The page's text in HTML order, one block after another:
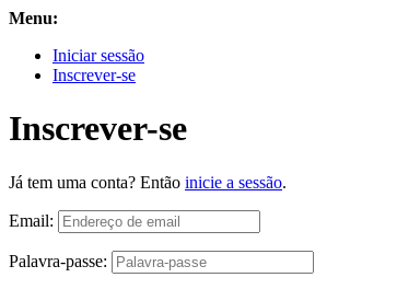
Menu:
Iniciar sessão
Inscrever-se
Inscrever-se
Já tem uma conta? Então inicie a sessão.
Email:
Palavra-passe: